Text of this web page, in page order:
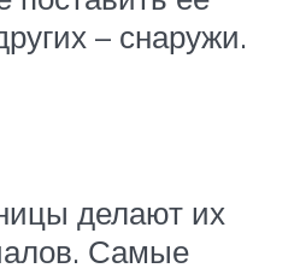
– снаружи.
делают их
Самые